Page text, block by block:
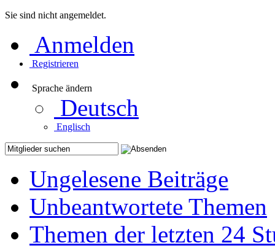
Sie sind nicht angemeldet.
Anmelden
Registrieren
Sprache ändern
Deutsch
Englisch
Ungelesene Beiträge
Unbeantwortete Themen
Themen der letzten 24